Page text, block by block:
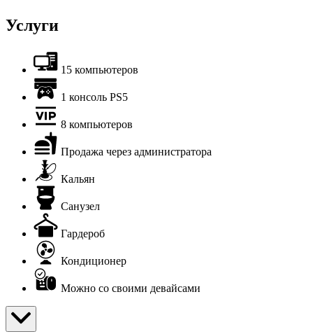
Услуги
15 компьютеров
1 консоль PS5
8 компьютеров
Продажа через администратора
Кальян
Санузел
Гардероб
Кондиционер
Можно со своими девайсами